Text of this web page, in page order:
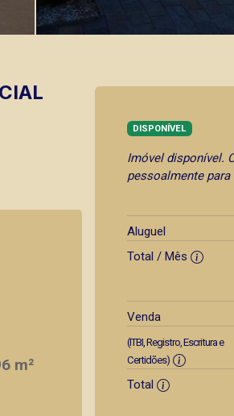
m²
DISPONÍVEL
Imóvel disponível.
pessoalmente
Aluguel
Total / Mês
Venda
(ITBI, Registro, Escritura e
Certidões)
Total